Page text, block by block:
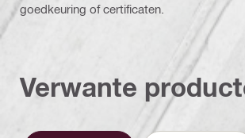
goedkeuring of certificaten.
Verwante